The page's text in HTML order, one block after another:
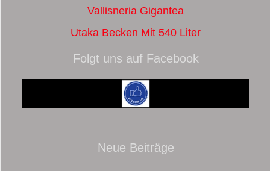
Vallisneria Gigantea
Utaka Becken Mit 540 Liter
Folgt uns auf Facebook
Neue Beiträge